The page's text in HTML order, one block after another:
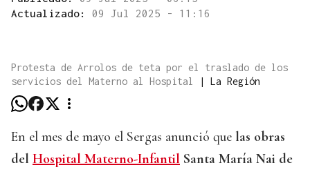
Actualizado: 09 Jul 2025 - 11:16
Protesta de Arrolos de teta por el traslado de los
servicios del Materno al Hospital
| La Región
En el mes de mayo el Sergas anunció que las obras
del Hospital Materno-Infantil Santa María Nai de